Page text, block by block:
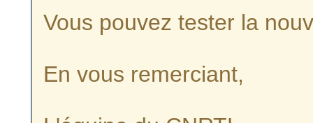
Vous pouvez tester la
En vous remerciant,